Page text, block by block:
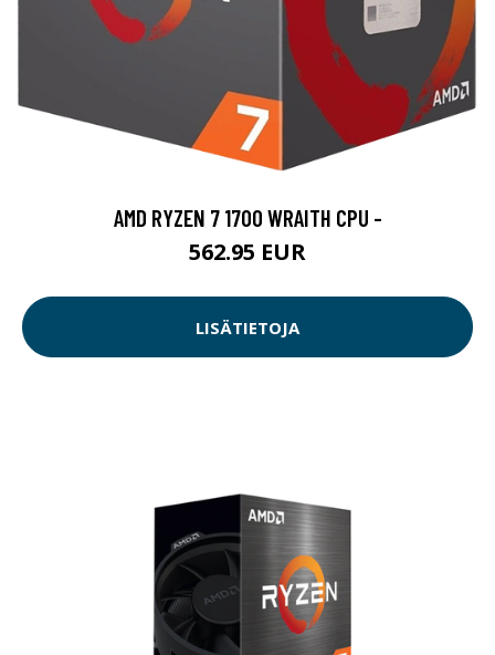
AMD RYZEN 7 1700 WRAITH CPU -
562.95 EUR
LISÄTIETOJA